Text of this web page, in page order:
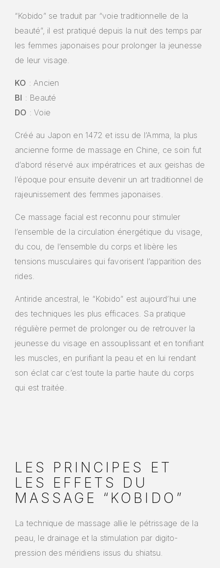
“Kobido” se traduit par “voie traditionnelle de la
beauté”, il est pratiqué depuis la nuit des temps par
les femmes japonaises pour prolonger la jeunesse
de leur visage.
KO : Ancien
BI : Beauté
DO : Voie
Créé au Japon en 1472 et issu de l’Amma, la plus
ancienne forme de massage en Chine, ce soin fut
d’abord réservé aux impératrices et aux geishas de
l’époque pour ensuite devenir un art traditionnel de
rajeunissement des femmes japonaises.
Ce massage facial est reconnu pour stimuler
l’ensemble de la circulation énergétique du visage,
du cou, de l’ensemble du corps et libère les
tensions musculaires qui favorisent l’apparition des
rides.
Antiride ancestral, le “Kobido” est aujourd’hui une
des techniques les plus efficaces. Sa pratique
régulière permet de prolonger ou de retrouver la
jeunesse du visage en assouplissant et en tonifiant
les muscles, en purifiant la peau et en lui rendant
son éclat car c’est toute la partie haute du corps
qui est traitée.
LES PRINCIPES ET
LES EFFETS DU
MASSAGE “KOBIDO”
La technique de massage allie le pétrissage de la
peau, le drainage et la stimulation par digito-
pression des méridiens issus du shiatsu.